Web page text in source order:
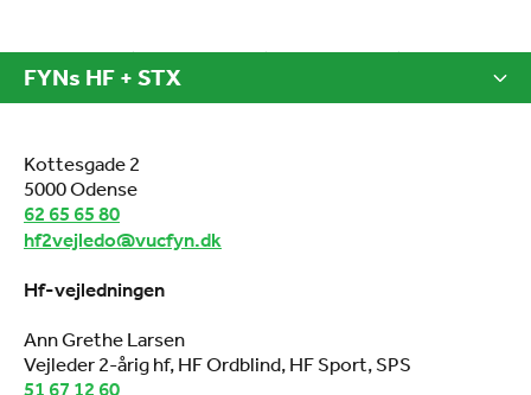
FYNs HF + STX
Kottesgade 2
5000 Odense
62 65 65 80
hf2vejledo@vucfyn.dk
Hf-vejledningen
Ann Grethe Larsen
Vejleder 2-årig hf, HF Ordblind, HF Sport, SPS
51 67 12 60